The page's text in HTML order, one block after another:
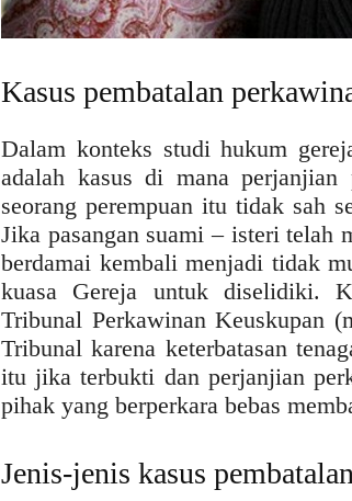
Kasus pembatalan
Dalam konteks studi hukum
adalah kasus di mana
seorang perempuan itu tidak sah
Jika pasangan suami – isteri telah
berdamai kembali menjadi tidak
kuasa Gereja untuk diselidiki.
Tribunal Perkawinan Keuskupan
Tribunal karena keterbatasan
itu jika terbukti dan perjanjian
pihak yang berperkara bebas
Jenis-jenis kasus